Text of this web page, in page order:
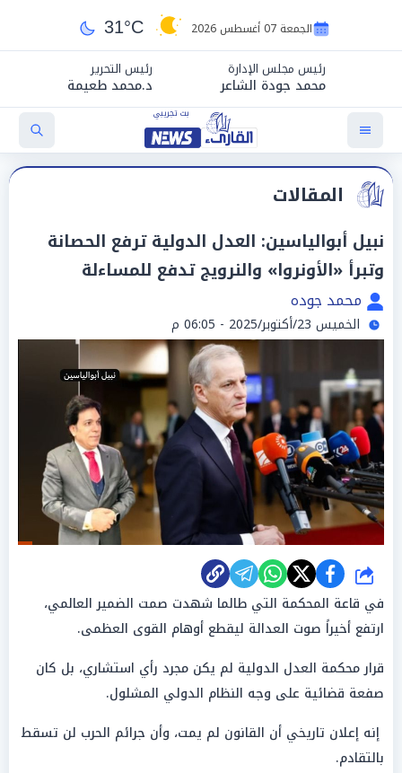
الجمعة 07 أغسطس 2026 31°C
رئيس مجلس الإدارة
محمد جودة الشاعر
رئيس التحرير
د.محمد طعيمة
المقالات
نبيل أبوالياسين: العدل الدولية ترفع الحصانة
وتبرأ «الأونروا» والنرويج تدفع للمساءلة
محمد جوده
الخميس 23/أكتوبر/2025 - 06:05 م
شارك
في قاعة المحكمة التي طالما شهدت صمت الضمير العالمي،
ارتفع أخيراً صوت العدالة ليقطع أوهام القوى العظمى.
قرار محكمة العدل الدولية لم يكن مجرد رأي استشاري، بل كان
صفعة قضائية على وجه النظام الدولي المشلول.
إنه إعلان تاريخي أن القانون لم يمت، وأن جرائم الحرب لن تسقط
بالتقادم.